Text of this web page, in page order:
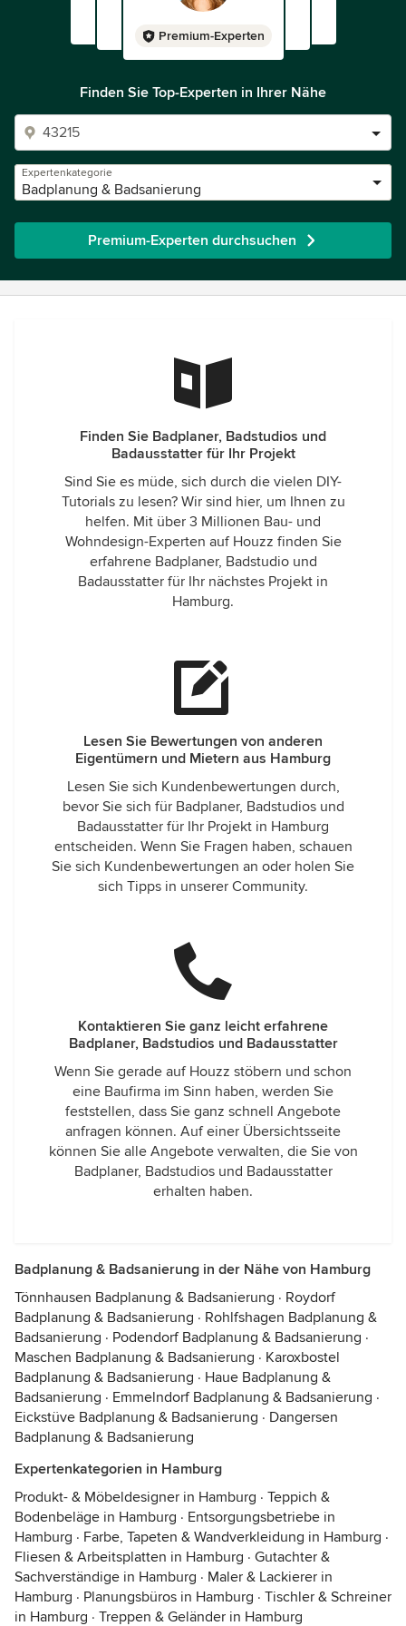
Premium-Experten
Finden Sie Top-Experten in Ihrer Nähe
Expertenkategorie
Badplanung & Badsanierung
Premium-Experten durchsuchen
Finden Sie Badplaner, Badstudios und
Badausstatter für Ihr Projekt
Sind Sie es müde, sich durch die vielen DIY-
Tutorials zu lesen? Wir sind hier, um Ihnen zu
helfen. Mit über 3 Millionen Bau- und
Wohndesign-Experten auf Houzz finden Sie
erfahrene Badplaner, Badstudio und
Badausstatter für Ihr nächstes Projekt in
Hamburg.
Lesen Sie Bewertungen von anderen
Eigentümern und Mietern aus Hamburg
Lesen Sie sich Kundenbewertungen durch,
bevor Sie sich für Badplaner, Badstudios und
Badausstatter für Ihr Projekt in Hamburg
entscheiden. Wenn Sie Fragen haben, schauen
Sie sich Kundenbewertungen an oder holen Sie
sich Tipps in unserer Community.
Kontaktieren Sie ganz leicht erfahrene
Badplaner, Badstudios und Badausstatter
Wenn Sie gerade auf Houzz stöbern und schon
eine Baufirma im Sinn haben, werden Sie
feststellen, dass Sie ganz schnell Angebote
anfragen können. Auf einer Übersichtsseite
können Sie alle Angebote verwalten, die Sie von
Badplaner, Badstudios und Badausstatter
erhalten haben.
Badplanung & Badsanierung in der Nähe von Hamburg
Tönnhausen Badplanung & Badsanierung · Roydorf
Badplanung & Badsanierung · Rohlfshagen Badplanung &
Badsanierung · Podendorf Badplanung & Badsanierung ·
Maschen Badplanung & Badsanierung · Karoxbostel
Badplanung & Badsanierung · Haue Badplanung &
Badsanierung · Emmelndorf Badplanung & Badsanierung ·
Eickstüve Badplanung & Badsanierung · Dangersen
Badplanung & Badsanierung
Expertenkategorien in Hamburg
Produkt- & Möbeldesigner in Hamburg · Teppich &
Bodenbeläge in Hamburg · Entsorgungsbetriebe in
Hamburg · Farbe, Tapeten & Wandverkleidung in Hamburg ·
Fliesen & Arbeitsplatten in Hamburg · Gutachter &
Sachverständige in Hamburg · Maler & Lackierer in
Hamburg · Planungsbüros in Hamburg · Tischler & Schreiner
in Hamburg · Treppen & Geländer in Hamburg